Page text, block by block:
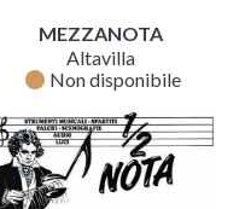
MEZZANOTA
Altavilla
fiber_manual_record Non disponibile